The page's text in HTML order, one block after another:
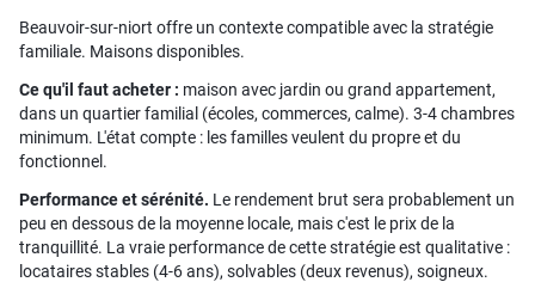
Beauvoir-sur-niort offre un contexte compatible avec la stratégie
familiale. Maisons disponibles.
Ce qu'il faut acheter : maison avec jardin ou grand appartement,
dans un quartier familial (écoles, commerces, calme). 3-4 chambres
minimum. L'état compte : les familles veulent du propre et du
fonctionnel.
Performance et sérénité. Le rendement brut sera probablement un
peu en dessous de la moyenne locale, mais c'est le prix de la
tranquillité. La vraie performance de cette stratégie est qualitative :
locataires stables (4-6 ans), solvables (deux revenus), soigneux.